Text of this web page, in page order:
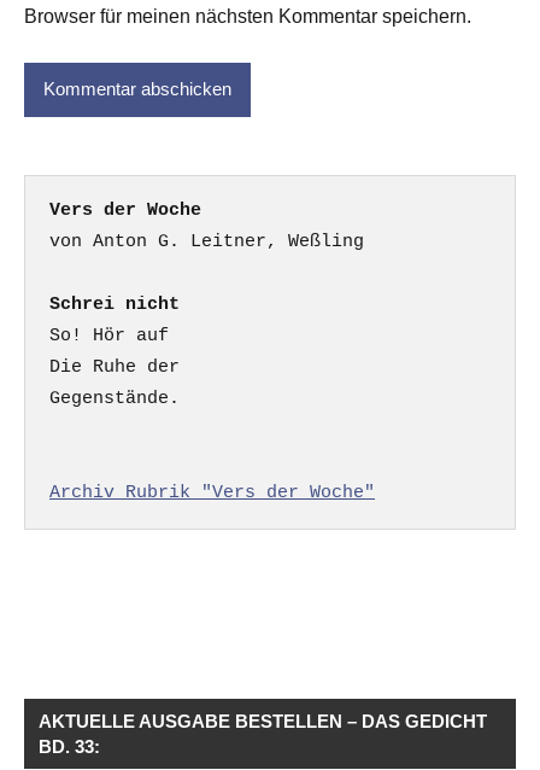
Browser für meinen nächsten Kommentar speichern.
Vers der Woche
Schrei nicht
So! Hör auf
Die Ruhe der
Gegenstände.
Archiv Rubrik "Vers der Woche"
AKTUELLE AUSGABE BESTELLEN – DAS GEDICHT
BD. 33: